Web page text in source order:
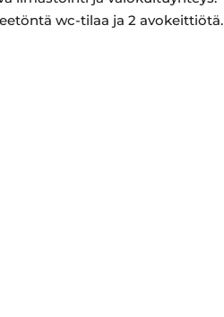
wc-tilaa ja 2 avokeittiötä.